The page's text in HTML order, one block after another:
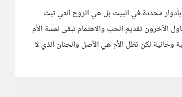
محددة في البيت بل هي الروح التي تبث
الآخرون تقديم الحب والاهتمام تبقى لمسة الأم
لكن تظل الأم هي الأصل والحنان الذي لا